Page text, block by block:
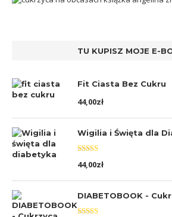
TU KUPISZ MOJE E-
Fit Ciasta Bez Cukru
44,00zł
Wigilia i Święta dla
Oceniono
5.00na 5
44,00zł
DIABETOBOOK -